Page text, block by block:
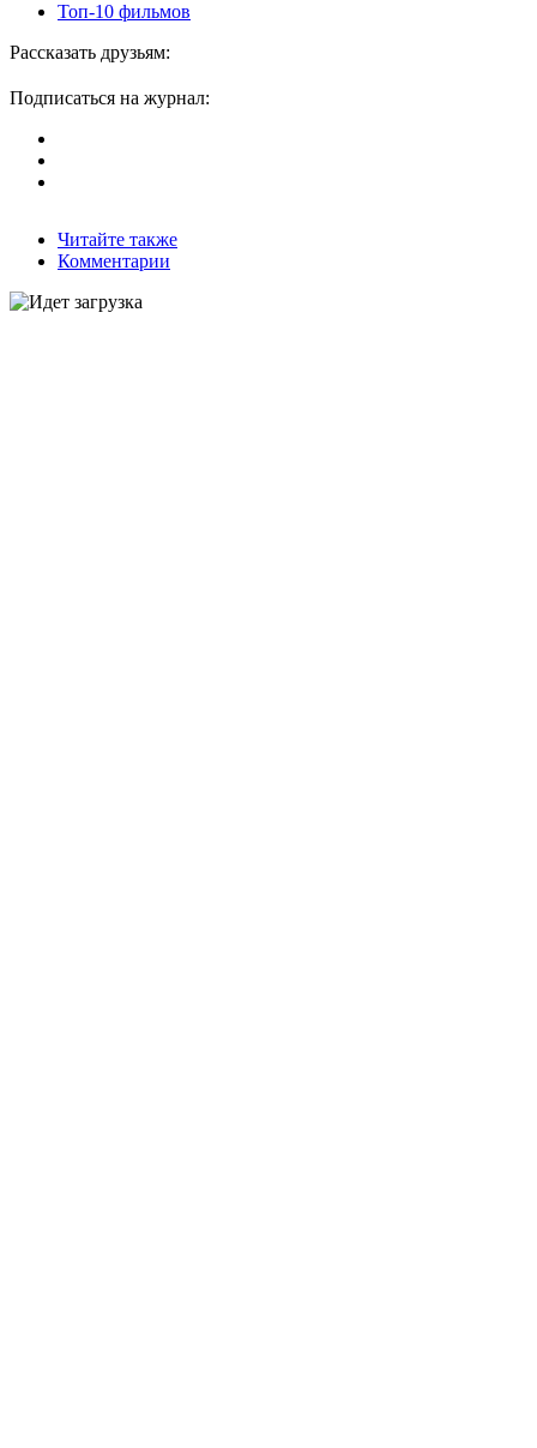
Топ-10 фильмов
Рассказать друзьям:
Подписаться на журнал:
Читайте также
Комментарии